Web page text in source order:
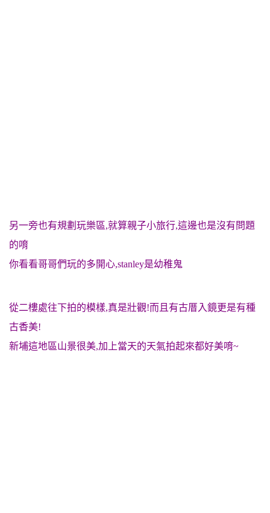
另一旁也有規劃玩樂區,就算親子小旅行,這邊也是沒有問題
的唷
你看看哥哥們玩的多開心,stanley是幼稚鬼
從二樓處往下拍的模樣,真是壯觀!而且有古厝入鏡更是有種
古香美!
新埔這地區山景很美,加上當天的天氣拍起來都好美唷~